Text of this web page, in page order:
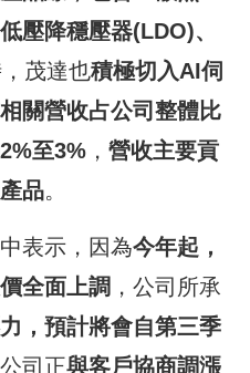
壓降穩壓器(LDO)、
茂達也積極切入AI伺
關營收占公司整體比
2%至3% ，營收主要貢
品。
表示，因為今年起，
全面上調 ，公司所承
，預計將會自第三季
司正與客戶協商調漲